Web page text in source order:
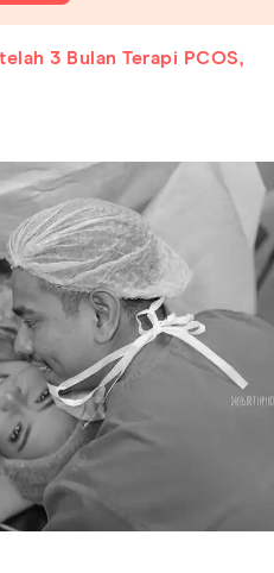
3 Bulan Terapi PCOS,